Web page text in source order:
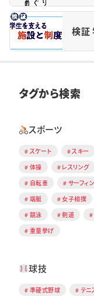
検証
タグから検索
スポーツ
スケート スキー
体操
レスリング
自転車
サーフィン
端艇
女子相撲
競泳
剣道
重量挙げ
球技
準硬式野球 テニ